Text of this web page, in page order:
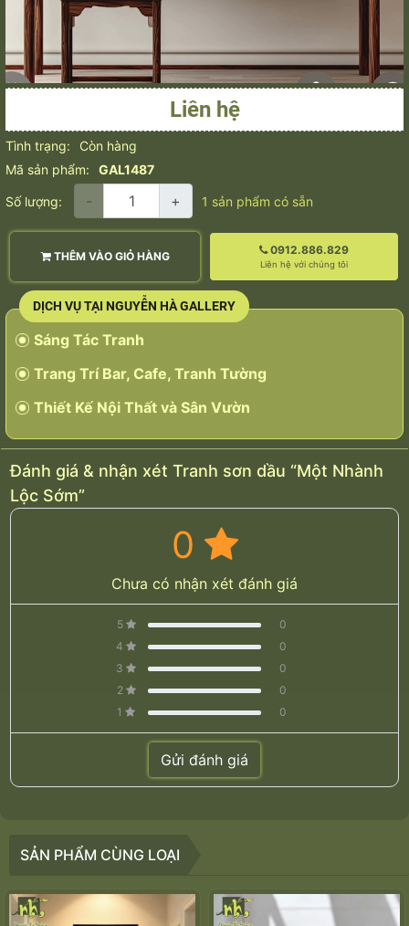
Liên hệ
Tình trạng:
Còn hàng
Mã sản phẩm:
GAL1487
Số lượng: - + 1 sản phẩm có sẵn
THÊM VÀO GIỎ HÀNG 0912.886.829
Liên hệ với chúng tôi
DỊCH VỤ TẠI NGUYỄN HÀ GALLERY
Sáng Tác Tranh
Trang Trí Bar, Cafe, Tranh Tường
Thiết Kế Nội Thất và Sân Vườn
Đánh giá & nhận xét Tranh sơn dầu “Một Nhành
Lộc Sớm”
0
Chưa có nhận xét đánh giá
5
0
4
0
3
0
2
0
1
0
Gửi đánh giá
SẢN PHẨM CÙNG LOẠI